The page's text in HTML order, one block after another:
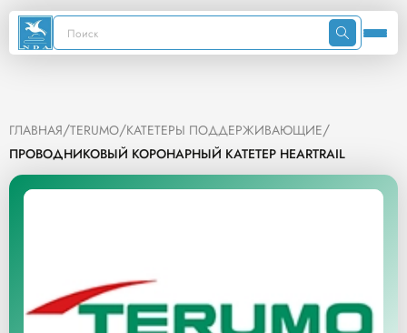
ГЛАВНАЯ/TERUMO/КАТЕТЕРЫ ПОДДЕРЖИВАЮЩИЕ/
ПРОВОДНИКОВЫЙ КОРОНАРНЫЙ КАТЕТЕР HEARTRAIL